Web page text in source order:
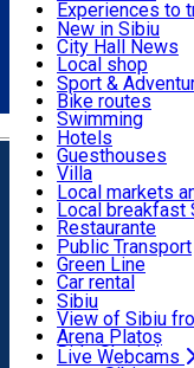
Română
Activities &
Accommodation
Food, Drinks &
Transport & Parking
Live Webcams
Experiences to
Podcast
Culture
Museums
Churches
Parks, Zoo
County of Sibiu
New in Sibiu
City Hall News
Local shop
Sibiu artisans
Sibiul Verde
Public services
Education
How do I get to
Tourist Info
Tour Guides
Guided tours
Publicații locale
Beauty salons
Sport &
Bike routes
Swimming
Riding
Indoor activities
Loc de joacă
Loc de joacă
Ski
Ice skating
Yoga
Hotels
Guesthouses
Villa
Hostels
Motel
Camping
Renting rooms
Rooms for rent
Accommodation
Local markets
Local breakfast
Restaurante
Pizza
Fast Food
Coffee
Sweets
Pub, Bar
Night clubs
Bakeries
Public Transport
Green Line
Car rental
Rent a bike
Scooter rentals
Taxi
Ride Sharing
Sibiu
View of Sibiu
Arena Platoș
Live Webcams